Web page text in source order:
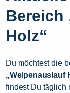
Bereich
Holz“
Du möchtest die
„Welpenauslauf
findest Du täglich